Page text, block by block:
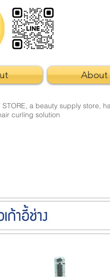
About
STORE, a beauty supply store,
curling solution